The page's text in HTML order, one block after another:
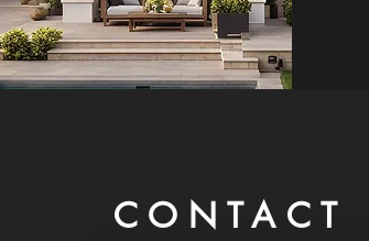
CONTACT